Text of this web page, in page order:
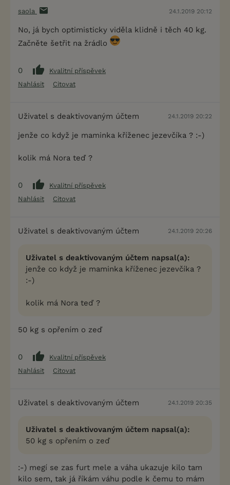
saola 24.1.2019 20:12
No, já bych optimisticky viděla klidně i těch 40 kg.
Začněte šetřit na žrádlo
0
Kvalitní příspěvek
Nahlásit
Citovat
Uživatel s deaktivovaným účtem 24.1.2019 20:22
jenže co když je maminka kříženec jezevčíka ? :-)
kolik má Nora teď ?
0
Kvalitní příspěvek
Nahlásit
Citovat
Uživatel s deaktivovaným účtem 24.1.2019 20:26
Uživatel s deaktivovaným účtem napsal(a):
jenže co když je maminka kříženec jezevčíka ?
:-)
kolik má Nora teď ?
50 kg s opřením o zeď
0
Kvalitní příspěvek
Nahlásit
Citovat
Uživatel s deaktivovaným účtem 24.1.2019 20:35
Uživatel s deaktivovaným účtem napsal(a):
50 kg s opřením o zeď
:-) megí se zas furt mele a váha ukazuje kilo tam
kilo sem, tak já říkám váhu podle k čemu to mám